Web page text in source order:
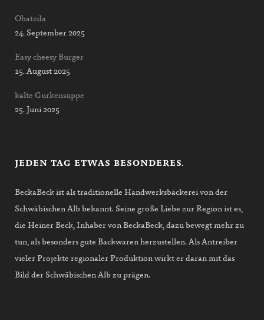
Obatzda
24. September 2025
Easy cheesy Burger
15. August 2025
kalte Gurkensuppe
25. Juni 2025
JEDEN TAG ETWAS BESONDERES.
BeckaBeck ist als traditionelle Handwerksbäckerei von der
Schwäbischen Alb bekannt. Seine große Liebe zur Region ist es,
die Heiner Beck, Inhaber von BeckaBeck, dazu bewegt mehr zu
tun, als besonders gute Backwaren herzustellen. Als Antreiber
vieler Projekte regionaler Produktion wirkt er daran mit das
Bild der Schwäbischen Alb zu prägen.